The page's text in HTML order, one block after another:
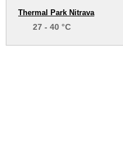
Thermal Park Nitrava
27 - 40 °C